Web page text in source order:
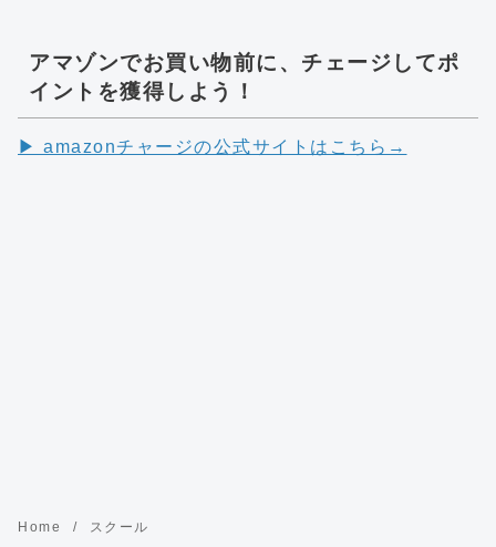
アマゾンでお買い物前に、チェージしてポ
イントを獲得しよう！
▶︎ amazonチャージの公式サイトはこちら→
Home スクール